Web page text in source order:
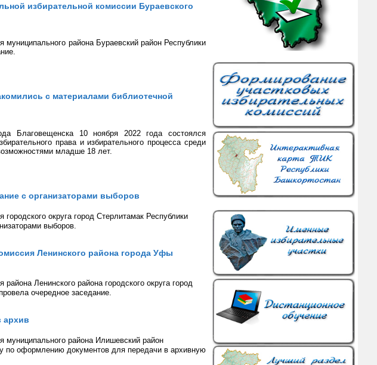
избирательной комиссии Бураевского
муниципального района Бураевский район Республики
с материалами библиотечной
Благовещенска 10 ноября 2022 года состоялся
права и избирательного процесса среди
младше 18 лет.
с организаторами выборов
округа город Стерлитамак Республики
выборов.
Ленинского района города Уфы
Ленинского района городского округа город
очередное заседание.
архив
муниципального района Илишевский район
по оформлению документов для передачи в архивную